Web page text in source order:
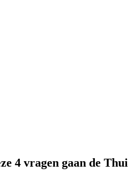
4 vragen gaan de